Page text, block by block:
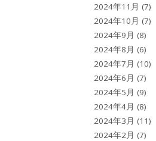
2024年11月 (7)
2024年10月 (7)
2024年9月 (8)
2024年8月 (6)
2024年7月 (10)
2024年6月 (7)
2024年5月 (9)
2024年4月 (8)
2024年3月 (11)
2024年2月 (7)